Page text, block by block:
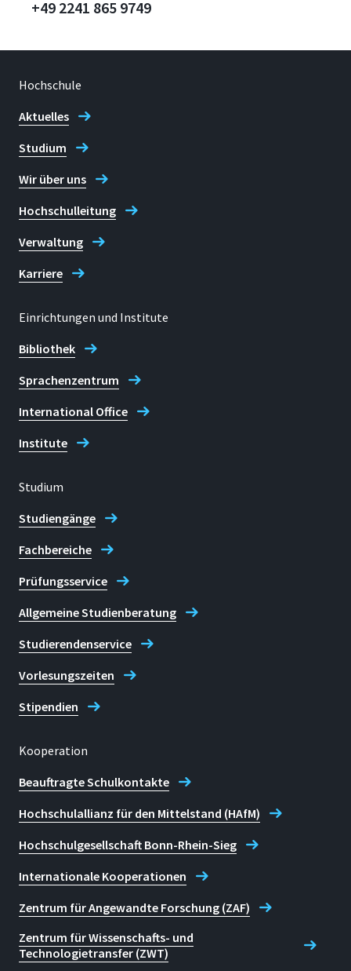
+49 2241 865 9749
Hochschule
Aktuelles
Studium
Wir über uns
Hochschulleitung
Verwaltung
Karriere
Einrichtungen und Institute
Bibliothek
Sprachenzentrum
International Office
Institute
Studium
Studiengänge
Fachbereiche
Prüfungsservice
Allgemeine Studienberatung
Studierendenservice
Vorlesungszeiten
Stipendien
Kooperation
Beauftragte Schulkontakte
Hochschulallianz für den Mittelstand (HAfM)
Hochschulgesellschaft Bonn-Rhein-Sieg
Internationale Kooperationen
Zentrum für Angewandte Forschung (ZAF)
Zentrum für Wissenschafts- und
Technologietransfer (ZWT)